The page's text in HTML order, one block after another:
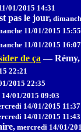
01/2015 14:31
pas le jour,
11/01/2015 15:55
11/01/2015 16:07
de ça — Rémy,
22:21
2015 22:35
01/2015 09:03
14/01/2015 11:37
14/01/2015 11:43
mercredi 14/01/